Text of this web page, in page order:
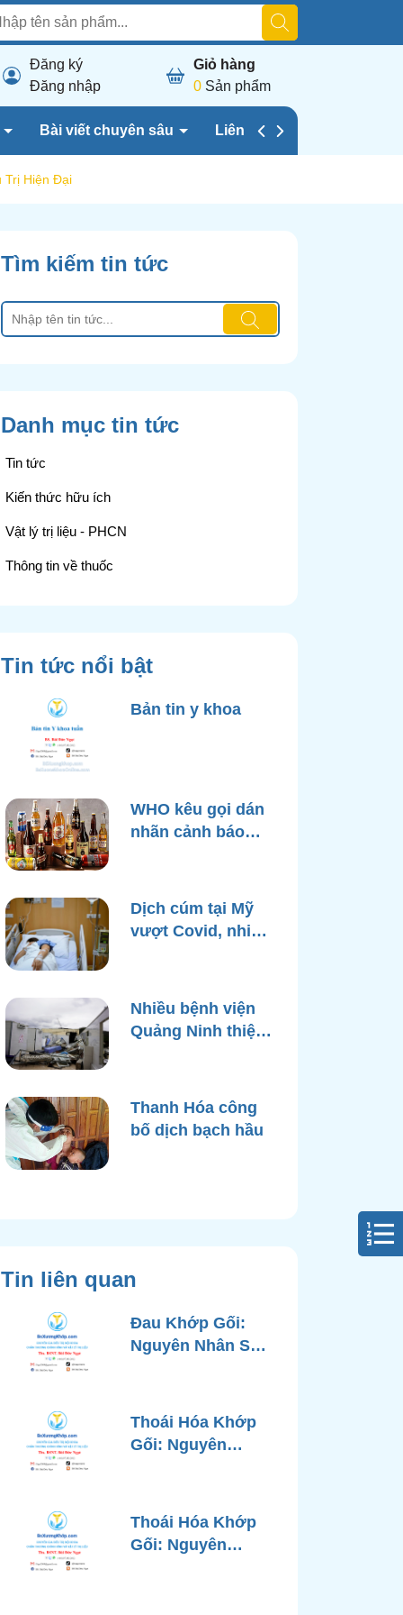
Đăng ký
Đăng nhập
Giỏ hàng
0 Sản phẩm
Bài viết chuyên sâu Liên hệ chúng tôi
Trị Hiện Đại
Tìm kiếm tin tức
Danh mục tin tức
Tin tức
Kiến thức hữu ích
Vật lý trị liệu - PHCN
Thông tin về thuốc
Tin tức nổi bật
Bản tin y khoa
WHO kêu gọi dán
nhãn cảnh báo
Dịch cúm tại Mỹ
vượt Covid, nhiều
Nhiều bệnh viện
Quảng Ninh thiệt
Yagi
Thanh Hóa công
bố dịch bạch hầu
Tin liên quan
Đau Khớp Gối:
Nguyên Nhân Sâu
Phương Pháp
Điều Trị Tiên Tiến
Từ Góc Nhìn Bác
Thoái Hóa Khớp
Gối: Nguyên
Đoán và Các
Phương Pháp
Điều Trị Chuẩn Y
Thoái Hóa Khớp
Gối: Nguyên